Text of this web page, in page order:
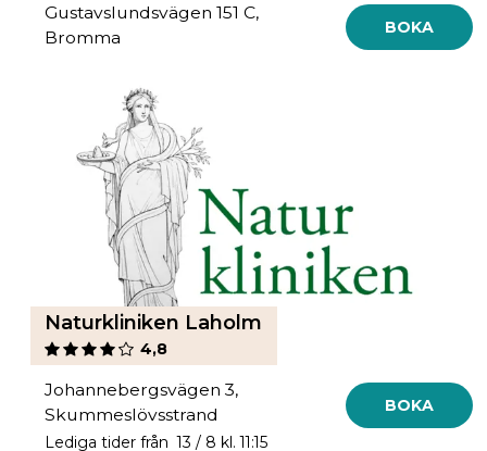
Gustavslundsvägen 151 C,
Bromma
BOKA
Naturkliniken Laholm
4,8
Johannebergsvägen 3,
Skummeslövsstrand
Lediga tider från 13 / 8 kl. 11:15
BOKA